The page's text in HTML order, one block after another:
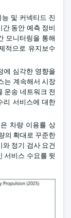
및 커넥티드 진
동안 예측 정비
모니터링을 통해
적으로 유지보수
에 심각한 영향을
는 계속해서 시장
운송 네트워크 전
리 서비스에 대한
차량 이용률 상
의 확대로 꾸준한
정기 검사 요건
서비스 수요를 뒷